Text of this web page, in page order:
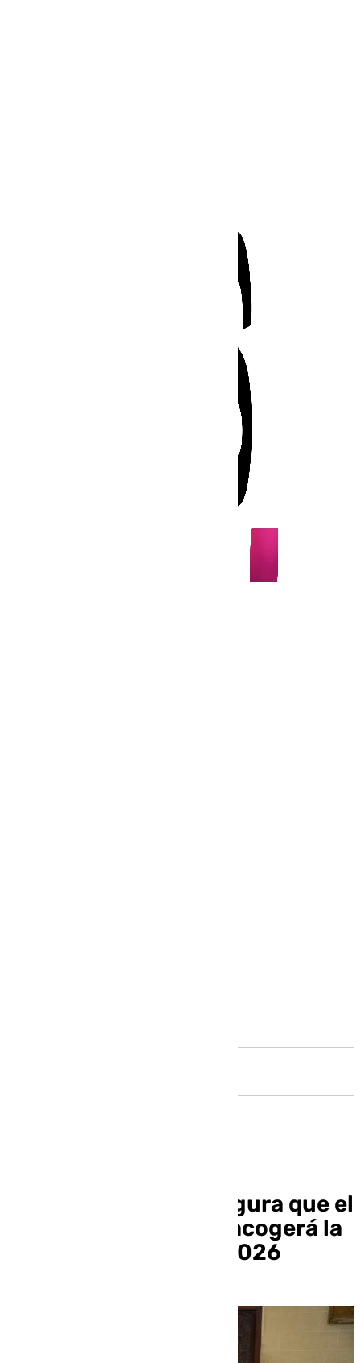
El Ayuntamiento asegura que el
Teatro Lope de Vega acogerá la
Bienal de Flamenco 2026